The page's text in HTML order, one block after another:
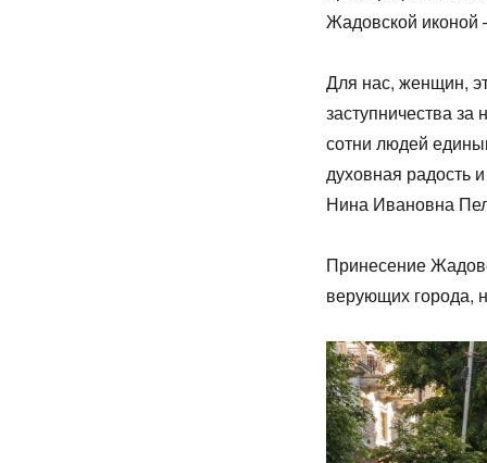
Жадовской иконой
Для нас, женщин,
заступничества
сотни людей
духовная радость
Нина Ивановна
Принесение
верующих города,